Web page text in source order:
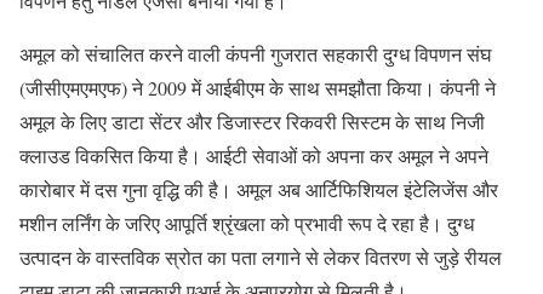
अमूल को संचालित करने वाली कंपनी गुजरात सहकारी दुग्ध विपणन संघ
(जीसीएमएमएफ) ने 2009 में आईबीएम के साथ समझौता किया। कंपनी ने
अमूल के लिए डाटा सेंटर और डिजास्टर रिकवरी सिस्टम के साथ निजी
क्लाउड विकसित किया है। आईटी सेवाओं को अपना कर अमूल ने अपने
कारोबार में दस गुना वृद्धि की है। अमूल अब आर्टिफिशियल इंटेलिजेंस और
मशीन लर्निंग के जरिए आपूर्ति श्रृंखला को प्रभावी रूप दे रहा है। दुग्ध
उत्पादन के वास्तविक स्रोत का पता लगाने से लेकर वितरण से जुड़े रीयल